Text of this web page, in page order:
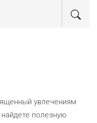
увлечениям
полезную